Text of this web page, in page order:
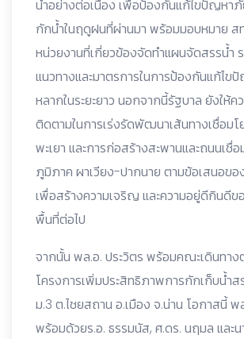
น้ำอย่างต่อเนื่อง เพื่อป้องกันแก้ไขปัญหาภั
กักน้ำในฤดูฝนที่ผ่านมา พร้อมมอบหมาย
หน่วยงานที่เกี่ยวข้องจัดทำแผนจัดสรรน้ำ
แนวทางและมาตรการในการป้องกันแก้ไข
หลากในระยะยาว นอกจากนี้รัฐบาล ยังให้
ติดตามในการเร่งรัดพัฒนาเส้นทางเชื่อมโ
พะเยา และการก่อสร้างสะพานและถนนเชื่
ภูมิภาค ผาเวียง-ปากนาย ตามข้อเสนอขอ
เพื่อสร้างความเจริญ และความอยู่ดีกินดีข
พื้นที่ต่อไป
จากนั้น พล.อ. ประวิตร พร้อมคณะเดินทาง
โครงการเพิ่มประสิทธิภาพการกักเก็บน้ำส
ม.3 ต.ไชยสถาน อ.เมือง จ.น่าน โอกาสนี้ พ
พร้อมด้วยร.อ. ธรรมนัส, ศ.ดร. นฤมล และ